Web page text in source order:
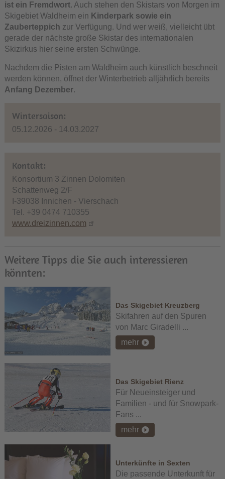
ist ein Fremdwort. Auch stehen den Skistars von Morgen im
Skigebiet Waldheim ein Kinderpark sowie ein
Zauberteppich zur Verfügung. Und wer weiß, vielleicht übt
gerade der nächste große Skistar des internationalen
Skizirkus hier seine ersten Schwünge.
Nachdem die Pisten am Waldheim auch künstlich beschneit
werden können, öffnet der Winterbetrieb alljährlich bereits
Anfang Dezember.
Wintersaison:
05.12.2026 - 14.03.2027
Kontakt:
Konsortium 3 Zinnen Dolomiten
Schattenweg 2/F
I-39038 Innichen - Vierschach
Tel. +39 0474 710355
www.dreizinnen.com
Weitere Tipps die Sie auch interessieren
könnten:
Das Skigebiet Kreuzberg
Skifahren auf den Spuren
von Marc Giradelli ...
mehr
Das Skigebiet Rienz
Für Neueinsteiger und
Familien - und für Snowpark-
Fans ...
mehr
Unterkünfte in Sexten
Die passende Unterkunft für